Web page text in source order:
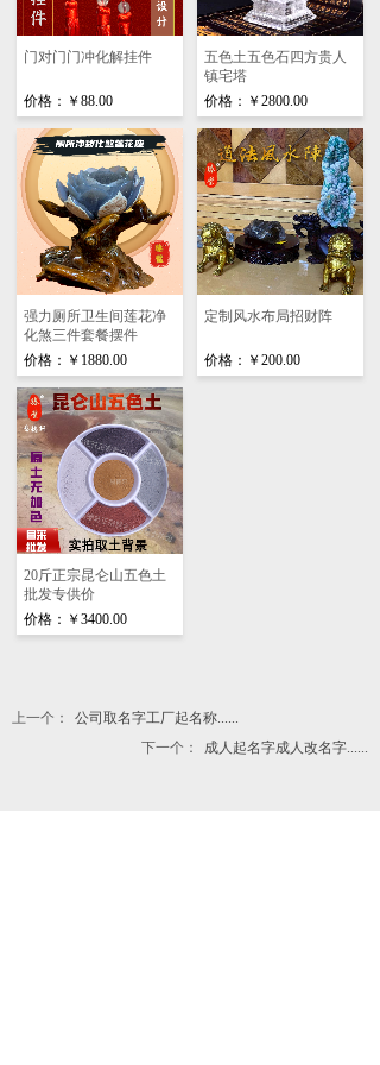
门对门门冲化解挂件
价格： ￥88.00
五色土五色石四方贵人
镇宅塔
价格： ￥2800.00
强力厕所卫生间莲花净
化煞三件套餐摆件
价格： ￥1880.00
定制风水布局招财阵
价格： ￥200.00
20斤正宗昆仑山五色土
批发专供价
价格： ￥3400.00
上一个：
公司取名字工厂起名称......
下一个：
成人起名字成人改名字......